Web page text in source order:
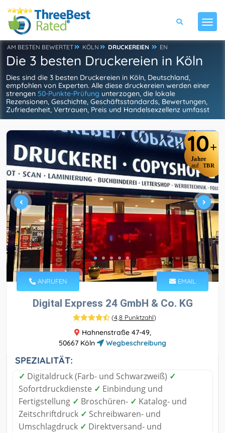
AM BESTEN BEWERTET KÖLN DRUCKEREIEN EN
Die 3 besten Druckereien in Köln
Dies sind die 3 besten Druckereien in Köln, Deutschland,
empfohlen von Experten. Alle diese druckereien werden einer
strengen 50-Punkte-Prüfung unterzogen, die lokale
Rezensionen, Geschichte, Geschäftsstandards, Bewertungen,
Zufriedenheit, Vertrauen, Preis und Handelsexzellenz umfasst
10+
Jahre
auf TBR
ANRUFEN EMAIL
Digital Express 24 GmbH & Co. KG
(4,8 Punktzahl)
Hahnenstraße 47-49,
50667 Köln
Wegbeschreibung
SPEZIALITÄT:
✓ Digitaldruck (Farb- und Schwarzweiß) ✓
Sofortdruckdienste ✓ Einbindung und
Fertigstellung ✓ Broschüren- ✓ Katalog- und
Zeitschriftdruck ✓ Schreibwaren- und
Umschlagdruck ✓ Direktversand- und